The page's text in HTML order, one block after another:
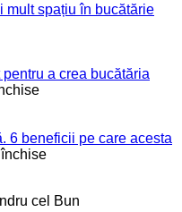
sfaturi
bucătărie
de
mult spațiu în bucătărie
a crea bucătăria
pentru
de
care
cont
6 beneficii pe care acesta
pentru
la
cel Bun